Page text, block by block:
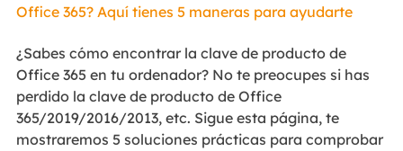
Office 365? Aquí tienes 5 maneras para ayudarte
¿Sabes cómo encontrar la clave de producto de
Office 365 en tu ordenador? No te preocupes si has
perdido la clave de producto de Office
365/2019/2016/2013, etc. Sigue esta página, te
mostraremos 5 soluciones prácticas para comprobar